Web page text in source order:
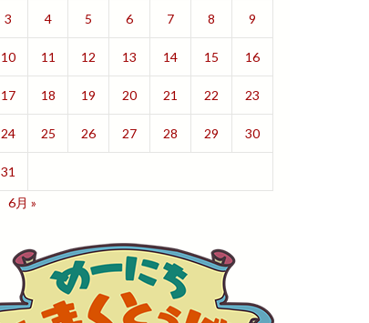
3 4 5 6 7 8 9
10 11 12 13 14 15 16
17 18 19 20 21 22 23
24 25 26 27 28 29 30
31
6月 »